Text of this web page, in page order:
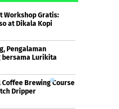
Workshop Gratis:
at Dikala Kopi
Pengalaman
bersama Lurikita
Brewing Course
Dripper